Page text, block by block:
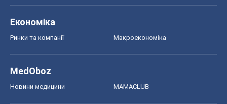
Економіка
Ринки та компанії Макроекономіка
MedOboz
Новини медицини MAMACLUB